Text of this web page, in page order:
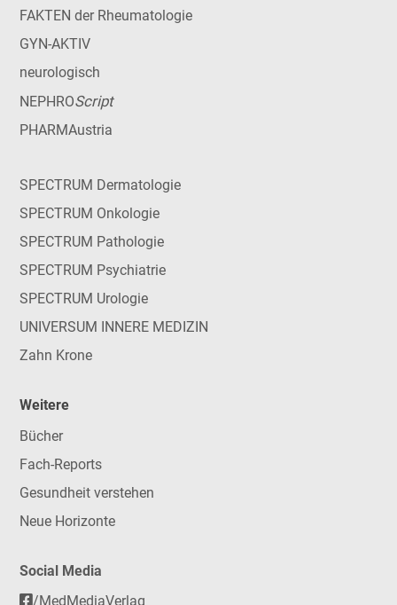
FAKTEN der Rheumatologie
GYN-AKTIV
neurologisch
NEPHROScript
PHARMAustria
SPECTRUM Dermatologie
SPECTRUM Onkologie
SPECTRUM Pathologie
SPECTRUM Psychiatrie
SPECTRUM Urologie
UNIVERSUM INNERE MEDIZIN
Zahn Krone
Weitere
Bücher
Fach-Reports
Gesundheit verstehen
Neue Horizonte
Social Media
/MedMediaVerlag